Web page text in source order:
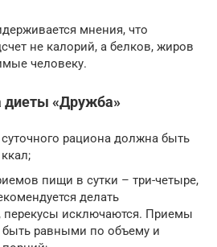
мнения, что
не калорий, а белков, жиров
человеку.
диеты «Дружба»
рациона должна быть
пищи в сутки – три-четыре,
делать
исключаются. Приемы
равными по объему и